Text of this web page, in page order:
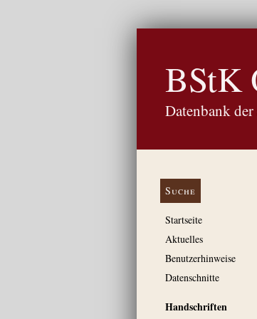
BStK
Datenbank
Suche
Startseite
Aktuelles
Benutzerhinweise
Datenschnitte
Handschriften